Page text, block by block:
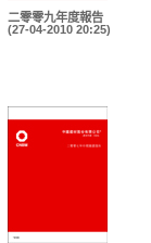
二零零九年度報告
(27-04-2010 20:25)